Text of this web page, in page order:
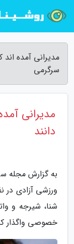
مدیرانی آمده
سرگرمی
مدیرانی
دانند
به گزارش مجله
ورزشی آزادی در
شنا، شیرجه و
خصوصی واگذار